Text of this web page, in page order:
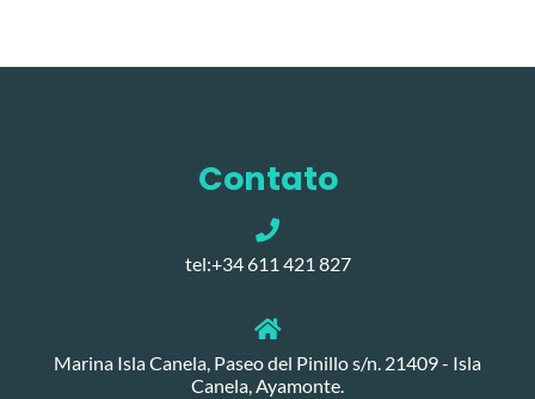
Contato
tel:+34 611 421 827
Marina Isla Canela, Paseo del Pinillo s/n. 21409 - Isla
Canela, Ayamonte.